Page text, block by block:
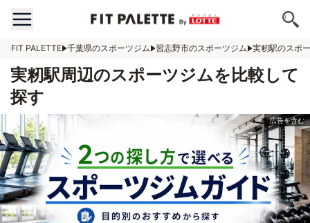
FIT PALETTE 千葉県のスポーツジム 習志野市のスポーツジム 実籾駅のスポ
実籾駅周辺のスポーツジムを比較して
探す